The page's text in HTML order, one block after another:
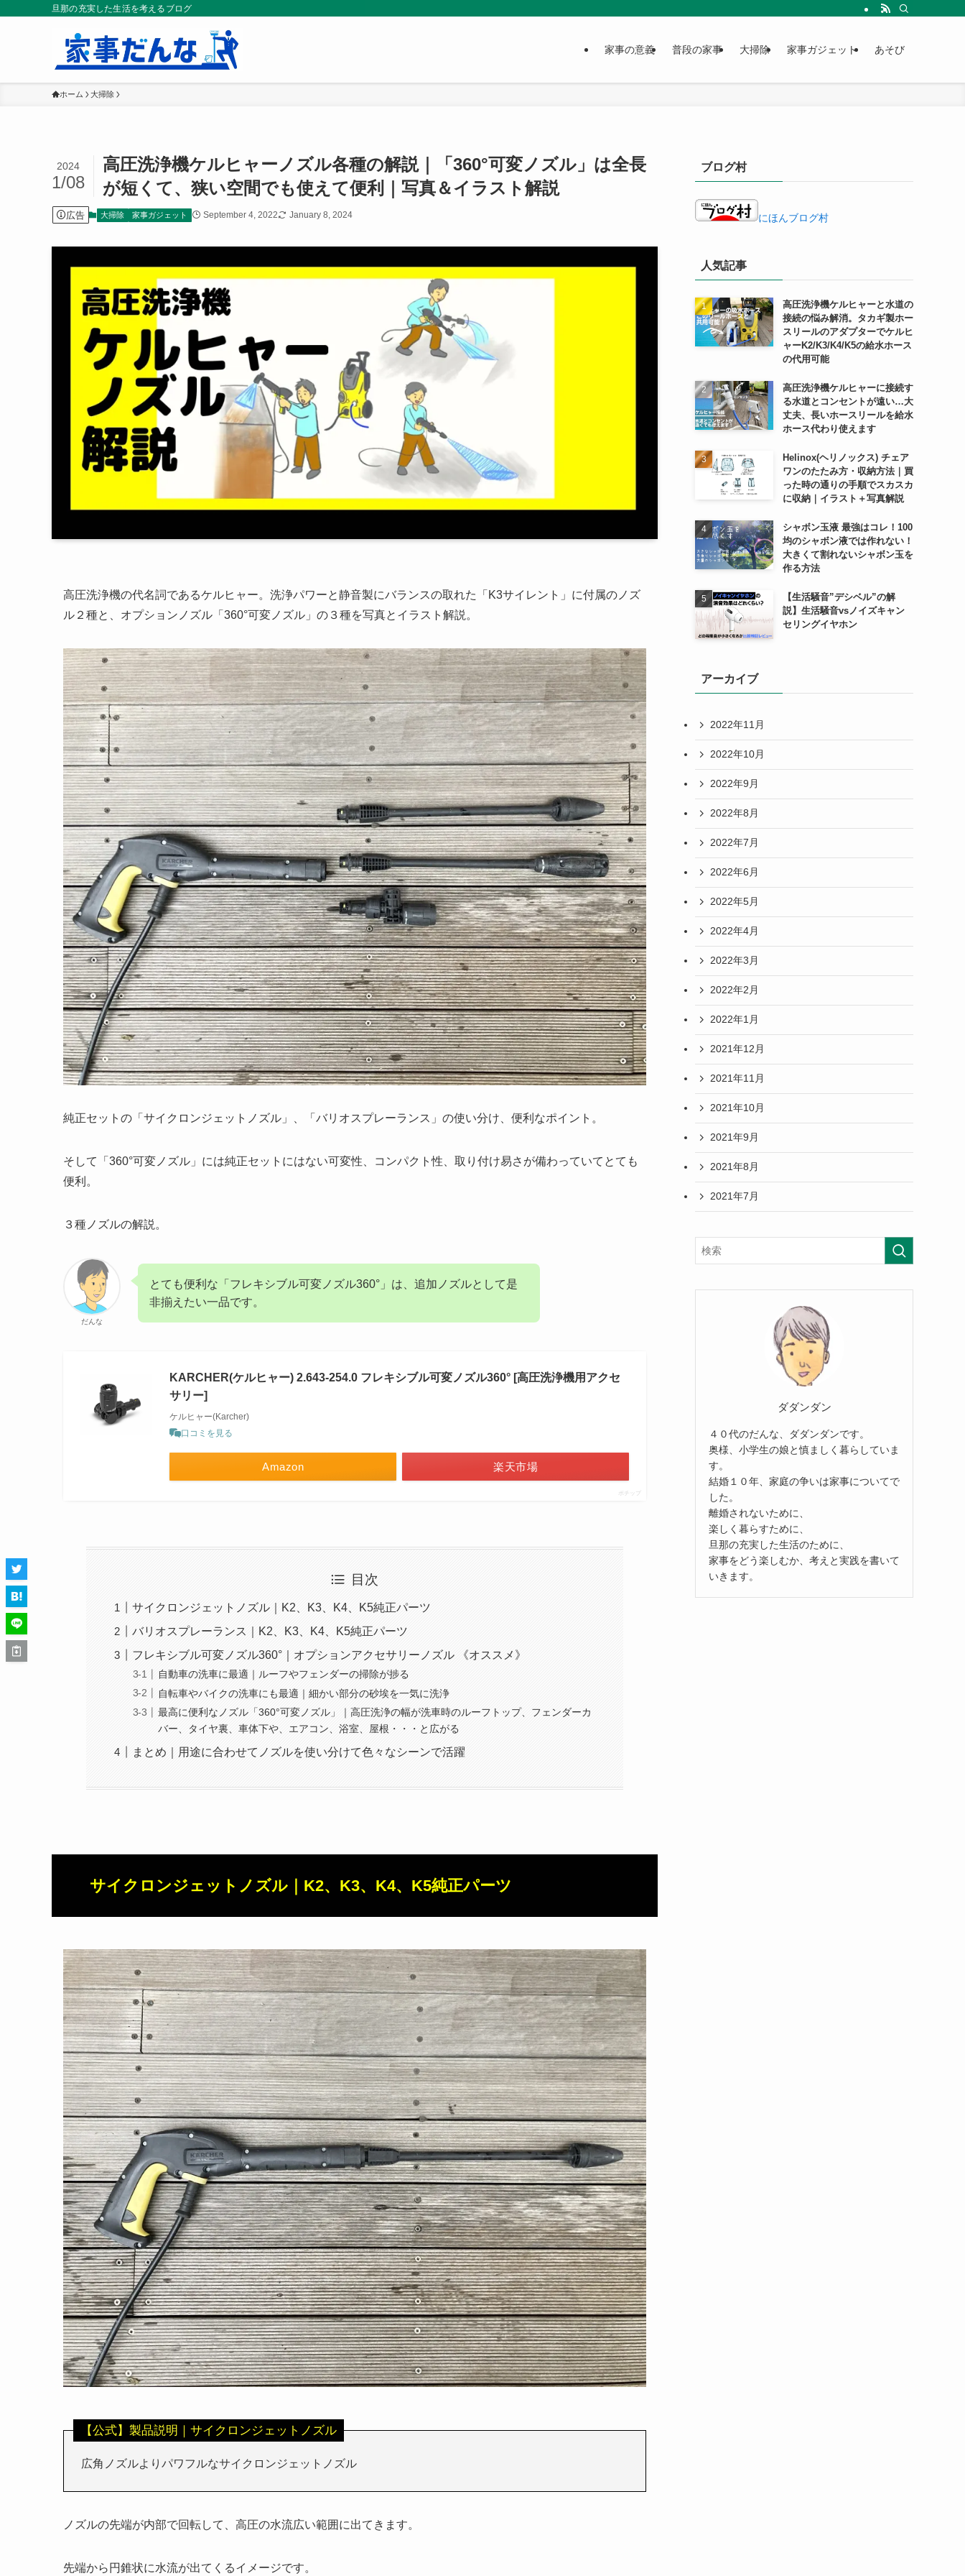
旦那の充実した生活を考えるブログ
家事の意義 普段の家事 大掃除 家事ガジェット あそび
ホーム 大掃除
高圧洗浄機ケルヒャーノズル各種の解説｜「360°可変ノズル」は全長
が短くて、狭い空間でも使えて便利｜写真＆イラスト解説
2024
1/08
広告 大掃除 家事ガジェット September 4, 2022 January 8, 2024
高圧洗浄機の代名詞であるケルヒャー。洗浄パワーと静音製にバランスの取れた「K3サイレント」に付属のノズ
ル２種と、オプションノズル「360°可変ノズル」の３種を写真とイラスト解説。
純正セットの「サイクロンジェットノズル」、「バリオスプレーランス」の使い分け、便利なポイント。
そして「360°可変ノズル」には純正セットにはない可変性、コンパクト性、取り付け易さが備わっていてとても
便利。
３種ノズルの解説。
だんな
とても便利な「フレキシブル可変ノズル360°」は、追加ノズルとして是
非揃えたい一品です。
KARCHER(ケルヒャー) 2.643-254.0 フレキシブル可変ノズル360° [高圧洗浄機用アクセ
サリー]
ケルヒャー(Karcher)
口コミを見る
Amazon 楽天市場
ポチップ
目次
サイクロンジェットノズル｜K2、K3、K4、K5純正パーツ
バリオスプレーランス｜K2、K3、K4、K5純正パーツ
フレキシブル可変ノズル360°｜オプションアクセサリーノズル 《オススメ》
自動車の洗車に最適｜ルーフやフェンダーの掃除が捗る
自転車やバイクの洗車にも最適｜細かい部分の砂埃を一気に洗浄
最高に便利なノズル「360°可変ノズル」｜高圧洗浄の幅が洗車時のルーフトップ、フェンダーカ
バー、タイヤ裏、車体下や、エアコン、浴室、屋根・・・と広がる
まとめ｜用途に合わせてノズルを使い分けて色々なシーンで活躍
サイクロンジェットノズル｜K2、K3、K4、K5純正パーツ
【公式】製品説明｜サイクロンジェットノズル
広角ノズルよりパワフルなサイクロンジェットノズル
ノズルの先端が内部で回転して、高圧の水流広い範囲に出てきます。
先端から円錐状に水流が出てくるイメージです。
ブログ村
にほんブログ村
人気記事
高圧洗浄機ケルヒャーと水道の
接続の悩み解消。タカギ製ホー
スリールのアダプターでケルヒ
ャーK2/K3/K4/K5の給水ホース
の代用可能
高圧洗浄機ケルヒャーに接続す
る水道とコンセントが遠い…大
丈夫、長いホースリールを給水
ホース代わり使えます
Helinox(ヘリノックス) チェア
ワンのたたみ方・収納方法｜買
った時の通りの手順でスカスカ
に収納｜イラスト＋写真解説
シャボン玉液 最強はコレ！100
均のシャボン液では作れない！
大きくて割れないシャボン玉を
作る方法
【生活騒音”デシベル”の解
説】生活騒音vsノイズキャン
セリングイヤホン
アーカイブ
2022年11月
2022年10月
2022年9月
2022年8月
2022年7月
2022年6月
2022年5月
2022年4月
2022年3月
2022年2月
2022年1月
2021年12月
2021年11月
2021年10月
2021年9月
2021年8月
2021年7月
ダダンダン
４０代のだんな、ダダンダンです。
奥様、小学生の娘と慎ましく暮らしていま
す。
結婚１０年、家庭の争いは家事についてで
した。
離婚されないために、
楽しく暮らすために、
旦那の充実した生活のために、
家事をどう楽しむか、考えと実践を書いて
いきます。